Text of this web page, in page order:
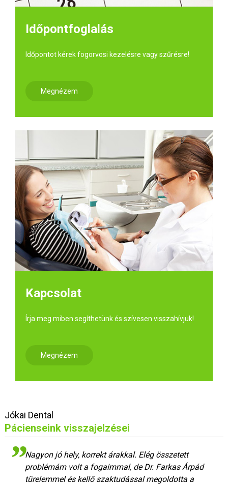
Időpontfoglalás
Időpontot kérek fogorvosi kezelésre vagy szűrésre!
Megnézem
Kapcsolat
Írja meg miben segíthetünk és szívesen visszahívjuk!
Megnézem
Jókai Dental
Pácienseink visszajelzései
Nagyon jó hely, korrekt árakkal. Elég összetett
problémám volt a fogaimmal, de Dr. Farkas Árpád
türelemmel és kellő szaktudással megoldotta a